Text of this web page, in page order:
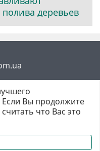
деревьев
використанні
у першому абзаці.
Если Вы продолжите
что Вас это